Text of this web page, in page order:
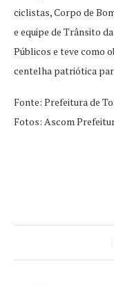
ciclistas, Corpo de
e equipe de Trânsito
Públicos e teve como
centelha patriótica
Fonte: Prefeitura de
Fotos: Ascom